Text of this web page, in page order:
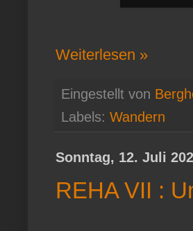
Weiterlesen »
Eingestellt von
Labels: Wandern
Sonntag, 12. Juli
REHA VII :